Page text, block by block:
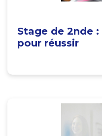
Stage de 2nde
pour réussir